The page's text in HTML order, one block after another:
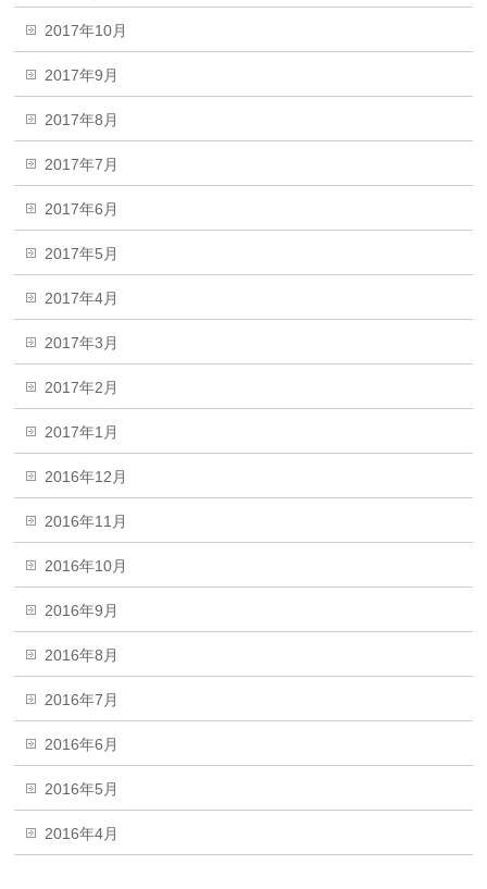
2017年10月
2017年9月
2017年8月
2017年7月
2017年6月
2017年5月
2017年4月
2017年3月
2017年2月
2017年1月
2016年12月
2016年11月
2016年10月
2016年9月
2016年8月
2016年7月
2016年6月
2016年5月
2016年4月